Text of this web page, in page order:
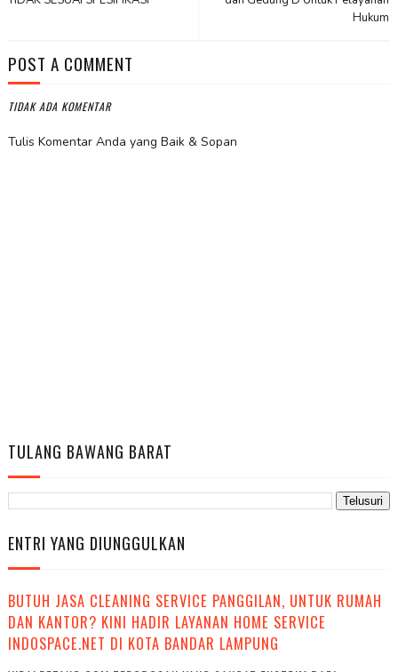
Hukum
POST A COMMENT
TIDAK ADA KOMENTAR
Tulis Komentar Anda yang Baik & Sopan
TULANG BAWANG BARAT
ENTRI YANG DIUNGGULKAN
BUTUH JASA CLEANING SERVICE PANGGILAN, UNTUK RUMAH
DAN KANTOR? KINI HADIR LAYANAN HOME SERVICE
INDOSPACE.NET DI KOTA BANDAR LAMPUNG